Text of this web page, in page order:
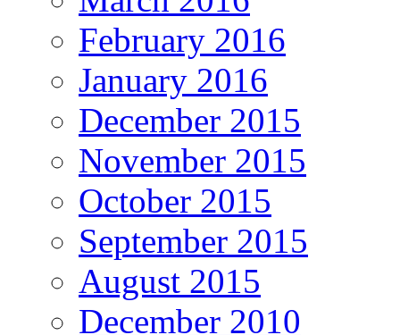
February 2016
January 2016
December 2015
November 2015
October 2015
September 2015
August 2015
December 2010